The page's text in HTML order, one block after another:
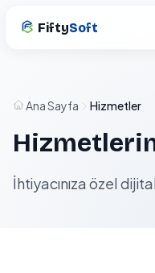
FiftySoft
Ana Sayfa Hizmetler
İhtiyacınıza özel